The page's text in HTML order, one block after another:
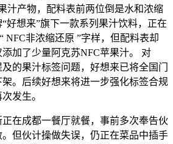
汁产物，配料表前两位倒是水和浓缩
好想来”旗下一款系列果汁饮料，正在
NFC非浓缩还原 ”字样，但配料表却
加了少量阿克苏NFC苹果汁。 对
的果汁标签问题，好想来已将全国门
。后续好想来将进一步强化标签合规
发生。
成都一餐厅就餐，事前多次奉告伙
但伙计操做失误，仍正在菜品中插手